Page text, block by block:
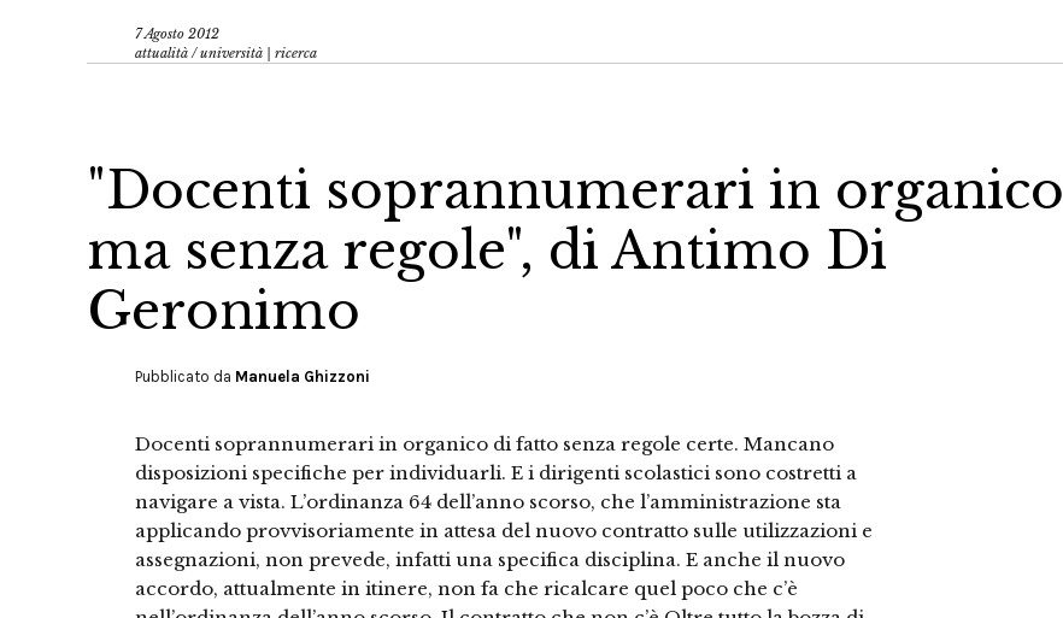
7 Agosto 2012
attualità /università | ricerca
"Docenti soprannumerari in organico
ma senza regole", di Antimo Di
Geronimo
Pubblicato da Manuela Ghizzoni
Docenti soprannumerari in organico di fatto senza regole certe. Mancano
disposizioni specifiche per individuarli. E i dirigenti scolastici sono costretti a
navigare a vista. L’ordinanza 64 dell’anno scorso, che l’amministrazione sta
applicando provvisoriamente in attesa del nuovo contratto sulle utilizzazioni e
assegnazioni, non prevede, infatti una specifica disciplina. E anche il nuovo
accordo, attualmente in itinere, non fa che ricalcare quel poco che c’è